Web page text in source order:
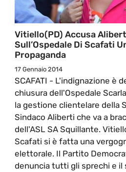
Vitiello(PD) Accusa
Sull’Ospedale Di Scafati
Propaganda
17 Gennaio 2014
SCAFATI - L'indignazione è
chiusura dell'Ospedale
la gestione clientelare della
Sindaco Aliberti che va a
dell'ASL SA Squillante.
Scafati si è fatta una
elettorale. Il Partito
denuncia tutti gli sprechi e il